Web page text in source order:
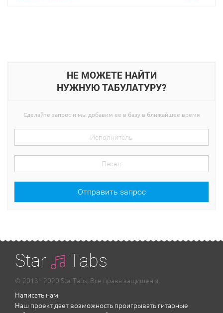
НЕ МОЖЕТЕ НАЙТИ
НУЖНУЮ ТАБУЛАТУРУ?
Сделайте запрос и мы добавим ее в базу в ближайшее время
Отправить запрос
Star Tabs
© 2013 - 2020 StarTabs. Все права защищены.
Написать нам
Наш проект дает возможность проигрывать гитарные